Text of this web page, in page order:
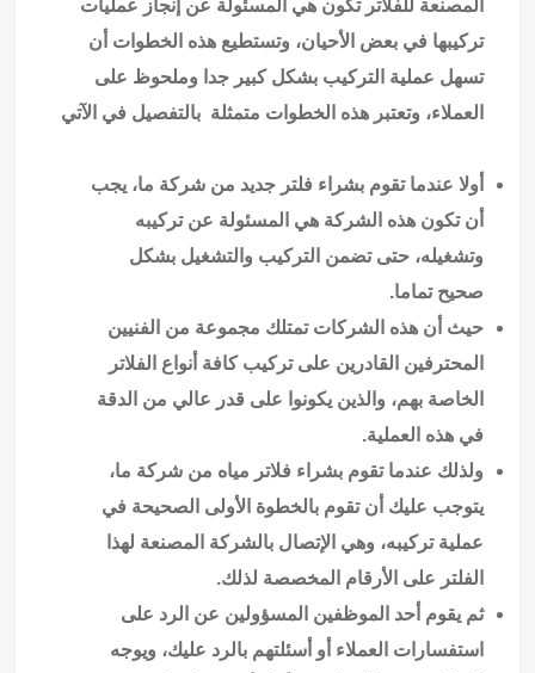
المصنعة للفلاتر تكون هي المسئولة عن إنجاز عمليات
تركيبها في بعض الأحيان، وتستطيع هذه الخطوات أن
تسهل عملية التركيب بشكل كبير جدا وملحوظ على
العملاء، وتعتبر هذه الخطوات متمثلة بالتفصيل في الآتي
أولا عندما تقوم بشراء فلتر جديد من شركة ما، يجب
أن تكون هذه الشركة هي المسئولة عن تركيبه
وتشغيله، حتى تضمن التركيب والتشغيل بشكل
صحيح تماما.
حيث أن هذه الشركات تمتلك مجموعة من الفنيين
المحترفين القادرين على تركيب كافة أنواع الفلاتر
الخاصة بهم، والذين يكونوا على قدر عالي من الدقة
في هذه العملية.
ولذلك عندما تقوم بشراء فلاتر مياه من شركة ما،
يتوجب عليك أن تقوم بالخطوة الأولى الصحيحة في
عملية تركيبه، وهي الإتصال بالشركة المصنعة لهذا
الفلتر على الأرقام المخصصة لذلك.
ثم يقوم أحد الموظفين المسؤولين عن الرد على
استفسارات العملاء أو أسئلتهم بالرد عليك، ويوجه